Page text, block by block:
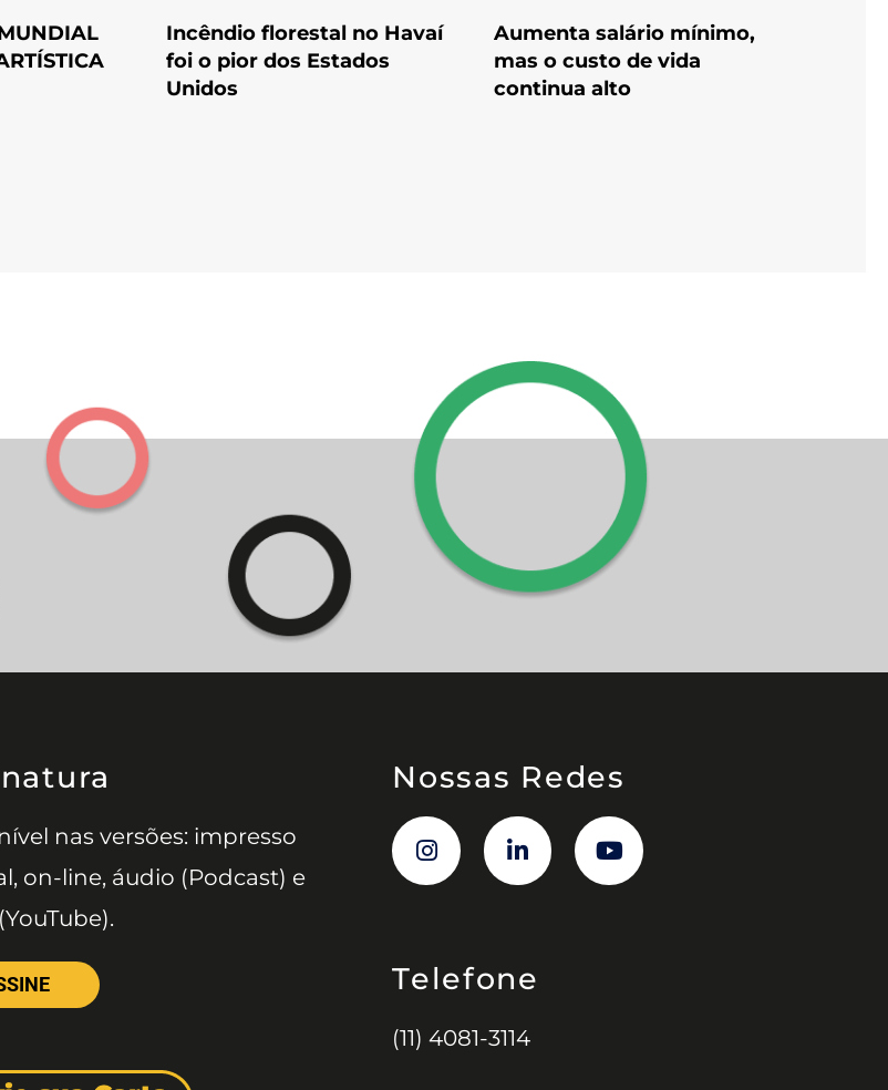
Incêndio florestal no Havaí
foi o pior dos Estados
Unidos
Aumenta salário mínimo,
mas o custo de vida
continua alto
nas versões: impresso
on-line, áudio (Podcast) e
Nossas Redes
Telefone
(11) 4081-3114